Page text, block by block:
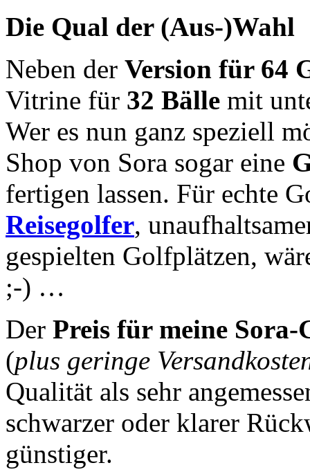
Die Qual der (Aus-)Wahl
Neben der Version für 64
Vitrine für 32 Bälle mit
Wer es nun ganz speziell
Shop von Sora sogar eine
fertigen lassen. Für echte
Reisegolfer,
gespielten Golfplätzen,
;-) …
Der Preis für meine
(plus geringe
Qualität als sehr
schwarzer oder klarer
günstiger.